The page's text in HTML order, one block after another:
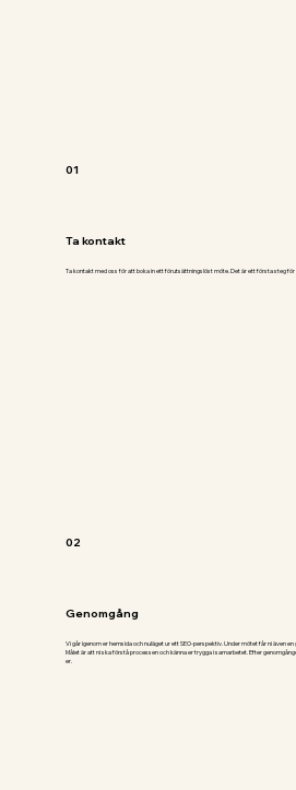
01
Ta kontakt
Ta kontakt med oss för att boka in ett förutsättningslöst möte. Det är ett första steg för
02
Genomgång
Vi går igenom er hemsida och nuläget ur ett SEO-perspektiv. Under mötet får ni även en
Målet är att ni ska förstå processen och känna er trygga i samarbetet. Efter
er.